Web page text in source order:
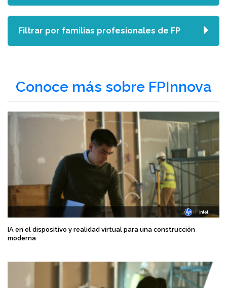
Conoce más sobre FPInnova
IA en el dispositivo y realidad virtual para una construcción
moderna
Filtrar por familias profesionales de FP